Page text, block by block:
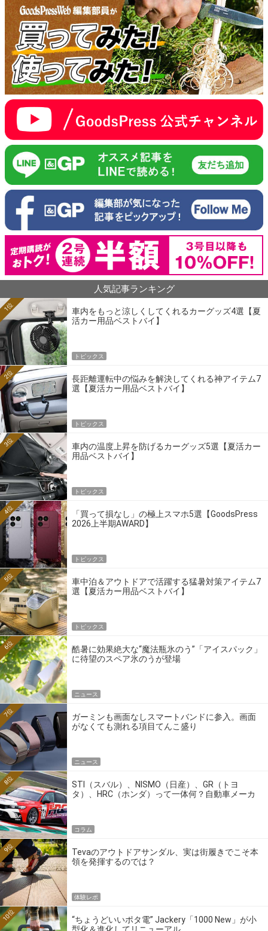
人気記事ランキング
車内をもっと涼しくしてくれるカーグッズ4選【夏
活カー用品ベストバイ】
1位
トピックス
長距離運転中の悩みを解決してくれる神アイテム7
選【夏活カー用品ベストバイ】
2位
トピックス
車内の温度上昇を防げるカーグッズ5選【夏活カー
用品ベストバイ】
3位
トピックス
「買って損なし」の極上スマホ5選【GoodsPress
2026上半期AWARD】
4位
トピックス
車中泊＆アウトドアで活躍する猛暑対策アイテム7
選【夏活カー用品ベストバイ】
5位
トピックス
酷暑に効果絶大な“魔法瓶氷のう”「アイスパック」
に待望のスペア氷のうが登場
6位
ニュース
ガーミンも画面なしスマートバンドに参入。画面
がなくても測れる項目てんこ盛り
7位
ニュース
STI（スバル）、NISMO（日産）、GR（トヨ
タ）、HRC（ホンダ）って一体何？自動車メーカ
8位
コラム
Tevaのアウトドアサンダル、実は街履きでこそ本
領を発揮するのでは？
9位
体験レポ
“ちょうどいいポタ電” Jackery「1000 New」が小
10位